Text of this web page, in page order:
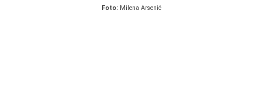
Foto: Milena Arsenić